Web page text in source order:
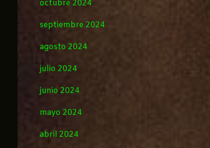
octubre 2024
septiembre 2024
agosto 2024
julio 2024
junio 2024
mayo 2024
abril 2024